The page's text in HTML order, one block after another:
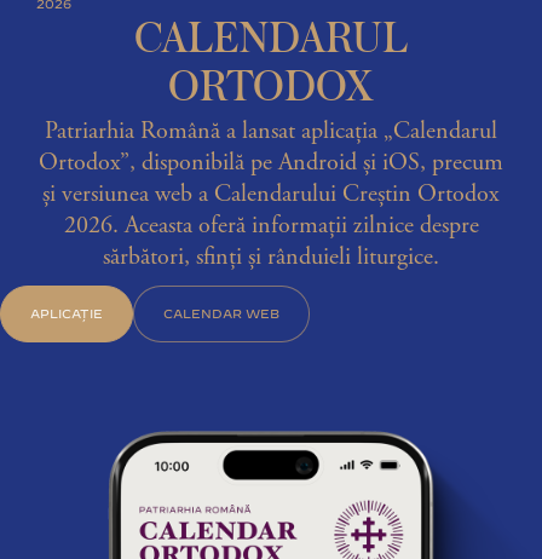
2026
CALENDARUL
ORTODOX
Patriarhia Română a lansat aplicația „Calendarul
Ortodox”, disponibilă pe Android și iOS, precum
și versiunea web a Calendarului Creștin Ortodox
2026. Aceasta oferă informații zilnice despre
sărbători, sfinți și rânduieli liturgice.
APLICAȚIE CALENDAR WEB